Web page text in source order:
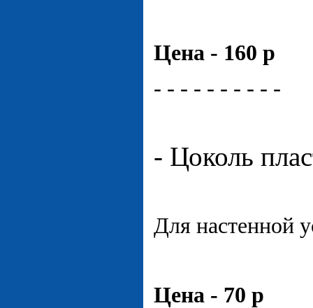
Цена - 160 р
- - - - - - - - - -
- Цоколь
Для настенной
Цена - 70 р